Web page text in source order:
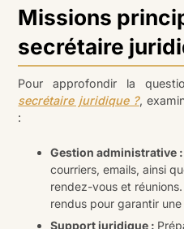
Missions
secrétaire
Pour approfondir la
secrétaire juridique ?,
:
Gestion administrative :
courriers, emails, ainsi
rendez-vous et
rendus pour garantir
Support juridique :